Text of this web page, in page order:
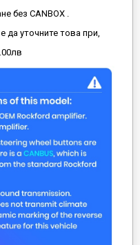
без CANBOX .
уточните това при,